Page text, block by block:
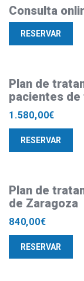
Consulta
RESERVAR
Plan de
pacientes de
1.580,00€
RESERVAR
Plan de
de Zaragoza
840,00€
RESERVAR